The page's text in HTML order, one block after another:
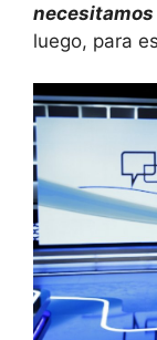
luego, para